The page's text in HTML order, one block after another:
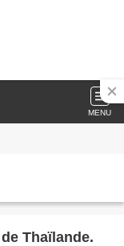
MENU
Thaïlande.